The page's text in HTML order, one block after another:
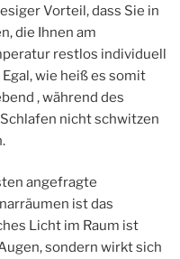
Vorteil, dass Sie in
die Ihnen am
restlos individuell
wie heiß es somit
, während des
nicht schwitzen
angefragte
ist das
Licht im Raum ist
sondern wirkt sich